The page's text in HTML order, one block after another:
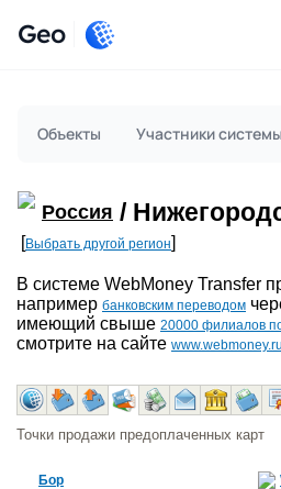
Geo
Объекты Участники системы
Россия /
[Выбрать другой регион]
В системе WebMoney Transfer
например банковским переводом
имеющий свыше 20000 филиалов
смотрите на сайте www.webmoney.ru
Точки продажи предоплаченных карт
Бор